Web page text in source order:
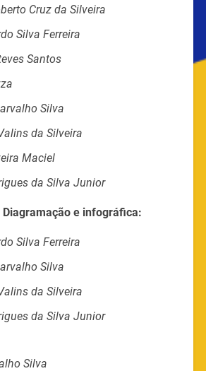
Cruz da Silveira
Silva Ferreira
Santos
Silva
da Silveira
Maciel
da Silva Junior
e infográfica:
Silva Ferreira
Silva
da Silveira
da Silva Junior
Silva